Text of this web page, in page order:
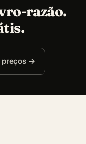
razão.
preços →